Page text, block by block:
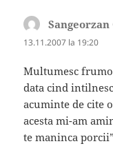
13.11.2007 la 19:20
Multumesc
data cind
acuminte de cite
acesta mi-am
te maninca